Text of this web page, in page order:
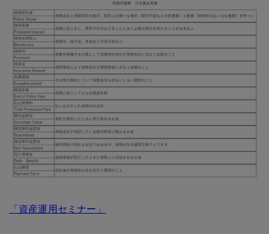
「資産運用セミナー」